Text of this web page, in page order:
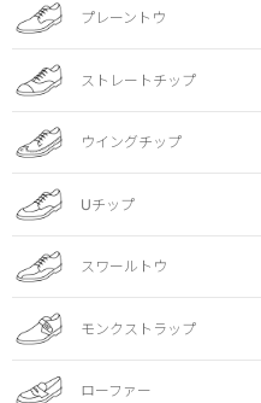
プレーントウ
ストレートチップ
ウイングチップ
Uチップ
スワールトウ
モンクストラップ
ローファー